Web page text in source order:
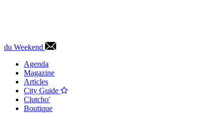
du Weekend
Agenda
Magazine
Articles
City Guide
Clutcho'
Boutique